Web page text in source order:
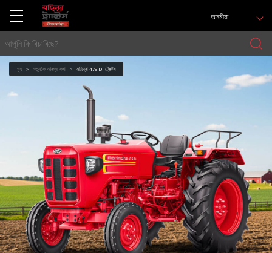
অসমীয়া
গৃহ নতুনকৈ আৰম্ভ কৰা মহিন্দ্ৰা 475 DI ট্ৰেক্টৰ